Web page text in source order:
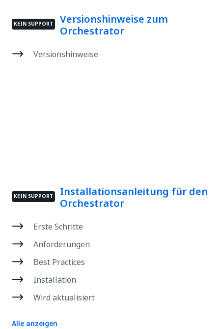
KEIN SUPPORT
Versionshinweise zum
Orchestrator
Versionshinweise
KEIN SUPPORT
Installationsanleitung für den
Orchestrator
Erste Schritte
Anforderungen
Best Practices
Installation
Wird aktualisiert
Alle anzeigen